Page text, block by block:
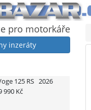
pro motorkáře
inzeráty
125 RS 2026
990 Kč